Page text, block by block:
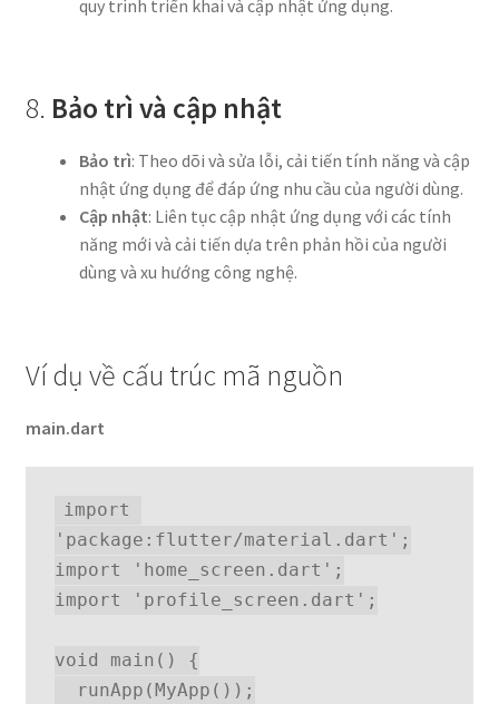
quy trình triển khai và cập nhật ứng dụng.
8. Bảo trì và cập nhật
Bảo trì: Theo dõi và sửa lỗi, cải tiến tính năng và cập
nhật ứng dụng để đáp ứng nhu cầu của người dùng.
Cập nhật: Liên tục cập nhật ứng dụng với các tính
năng mới và cải tiến dựa trên phản hồi của người
dùng và xu hướng công nghệ.
Ví dụ về cấu trúc mã nguồn
main.dart
import
'package:flutter/material.dart';
import 'home_screen.dart';
import 'profile_screen.dart';
void main() {
  runApp(MyApp());